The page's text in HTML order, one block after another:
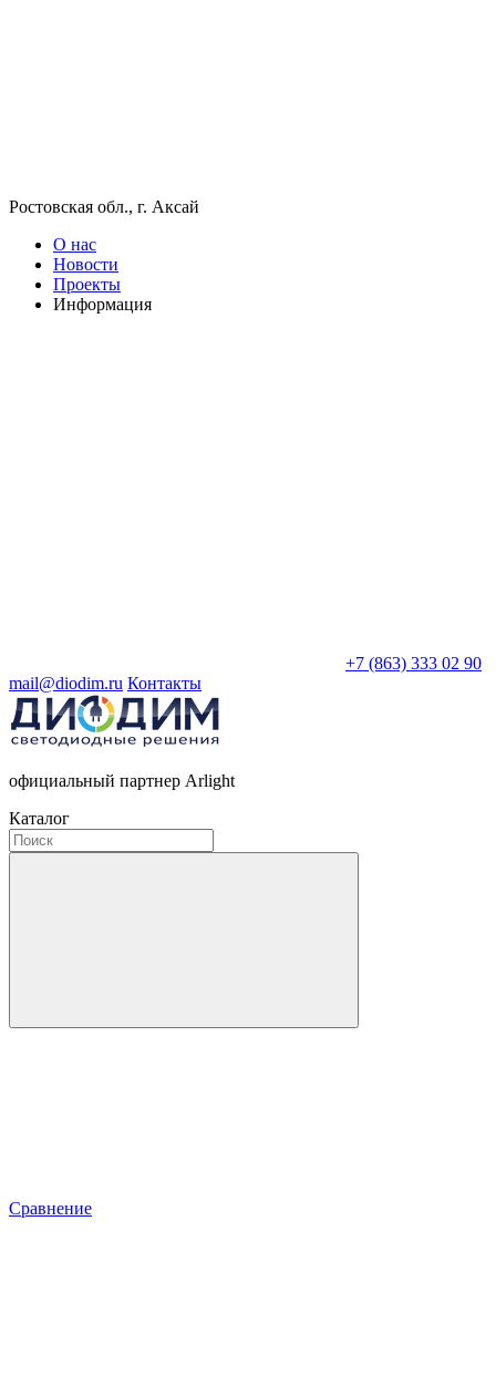
Ростовская обл., г. Аксай
О нас
Новости
Проекты
Информация
+7 (863) 333 02 90
mail@diodim.ru Контакты
официальный партнер Arlight
Каталог
Сравнение